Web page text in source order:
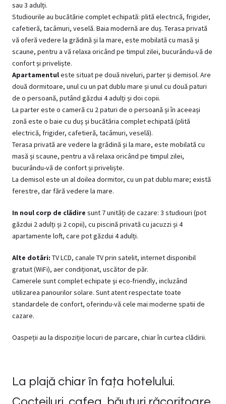
sau 3 adulți.
Studiourile au bucătărie complet echipată: plită electrică, frigider,
cafetieră, tacâmuri, veselă. Baia modernă are duș. Terasa privată
vă oferă vedere la grădină și la mare, este mobilată cu masă și
scaune, pentru a vă relaxa oricând pe timpul zilei, bucurându-vă de
confort și priveliște.
Apartamentuleste situat pe două niveluri, parter și demisol. Are
două dormitoare, unul cu un pat dublu mare și unul cu două paturi
de o persoană, putând găzdui 4 adulți și doi copii.
La parter este o cameră cu 2 paturi de o persoană și în aceeași
zonă este o baie cu duș și bucătăria complet echipată (plită
electrică, frigider, cafetieră, tacâmuri, veselă).
Terasa privată are vedere la grădină și la mare, este mobilată cu
masă și scaune, pentru a vă relaxa oricând pe timpul zilei,
bucurându-vă de confort și priveliște.
La demisol este un al doilea dormitor, cu un pat dublu mare; există
ferestre, dar fără vedere la mare.
In noul corp de clădire sunt 7 unități de cazare: 3 studiouri (pot
găzdui 2 adulți și 2 copii), cu piscină privată cu jacuzzi și 4
apartamente loft, care pot găzdui 4 adulți.
Alte dotări: TV LCD, canale TV prin satelit, internet disponibil
gratuit (WiFi), aer condiționat, uscător de păr.
Camerele sunt complet echipate și eco-friendly, incluzând
utilizarea panourilor solare. Sunt atent respectate toate
standardele de confort, oferindu-vă cele mai moderne spatii de
cazare.
Oaspeții au la dispoziție locuri de parcare, chiar în curtea clădirii.
La plajă chiar în fața hotelului.